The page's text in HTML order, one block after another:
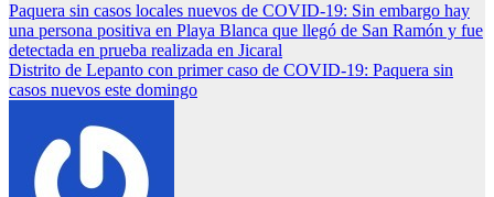
Paquera sin casos locales nuevos de COVID-19: Sin embargo hay
una persona positiva en Playa Blanca que llegó de San Ramón y fue
detectada en prueba realizada en Jicaral
Distrito de Lepanto con primer caso de COVID-19: Paquera sin
casos nuevos este domingo